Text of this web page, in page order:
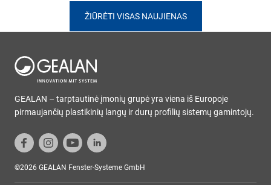
ŽIŪRĖTI VISAS NAUJIENAS
GEALAN – tarptautinė įmonių grupė yra viena iš Europoje
pirmaujančių plastikinių langų ir durų profilių sistemų gamintojų.
©2026 GEALAN Fenster-Systeme GmbH